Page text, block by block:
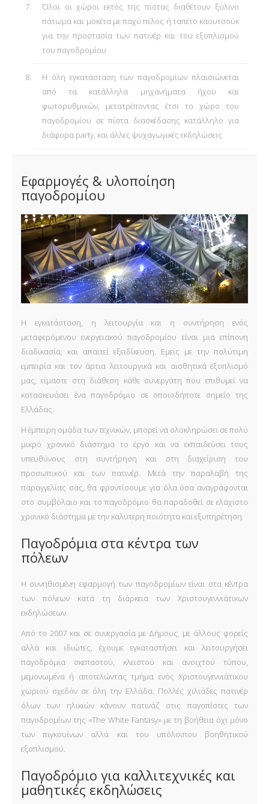
Όλοι οι χώροι εκτός της πίστας διαθέτουν ξύλινο
πάτωμα και μοκέτα με παχύ πέλος ή ταπέτο καουτσούκ
για την προστασία των πατινέρ και του εξοπλισμού
του παγοδρομίου
Η όλη εγκατάσταση των παγοδρομίων πλαισιώνεται
από τα κατάλληλα μηχανήματα ήχου και
φωτορυθμικών, μετατρέποντας έτσι το χώρο του
παγοδρομίου σε πίστα διασκέδασης κατάλληλο για
διάφορα party, και άλλες ψυχαγωγικές εκδηλώσεις
Εφαρμογές & υλοποίηση
παγοδρομίου
Η εγκατάσταση, η λειτουργία και η συντήρηση ενός
μεταφερόμενου ενεργειακού παγοδρομίου είναι μια επίπονη
διαδικασία, και απαιτεί εξειδίκευση. Εμείς με την πολύτιμη
εμπειρία και τον άρτια λειτουργικά και αισθητικά εξοπλισμό
μας, είμαστε στη διάθεση κάθε συνεργάτη που επιθυμεί να
κατασκευάσει ένα παγοδρόμιο σε οποιοδήποτε σημείο της
Ελλάδας.
Η έμπειρη ομάδα των τεχνικών, μπορεί να ολοκληρώσει σε πολύ
μικρό χρονικό διάστημα το έργο και να εκπαιδεύσει τους
υπευθύνους στη συντήρηση και στη διαχείριση του
προσωπικού και των πατινέρ. Μετά την παραλαβή της
παραγγελίας σας, θα φροντίσουμε για όλα όσα αναγράφονται
στο συμβόλαιο και το παγοδρόμιο θα παραδοθεί σε ελάχιστο
χρονικό διάστημα με την καλύτερη ποιότητα και εξυπηρέτηση.
Παγοδρόμια στα κέντρα των
πόλεων
Η συνηθισμένη εφαρμογή των παγοδρομίων είναι στα κέντρα
των πόλεων κατά τη διάρκεια των Χριστουγεννιάτικων
εκδηλώσεων.
Από το 2007 και σε συνεργασία με Δήμους, με άλλους φορείς
αλλά και ιδιώτες, έχουμε εγκαταστήσει και λειτουργήσει
παγοδρόμια σκεπαστού, κλειστού και ανοιχτού τύπου,
μεμονωμένα ή αποτελώντας τμήμα ενός Χριστουγεννιάτικου
χωριού σχεδόν σε όλη την Ελλάδα. Πολλές χιλιάδες πατινέρ
όλων των ηλικιών κάνουν πατινάζ στις παγοπίστες των
παγοδρομίων της «The White Fantasy» με τη βοήθεια όχι μόνο
των πιγκουίνων αλλά και του υπόλοιπου βοηθητικού
εξοπλισμού.
Παγοδρόμιο για καλλιτεχνικές και
μαθητικές εκδηλώσεις